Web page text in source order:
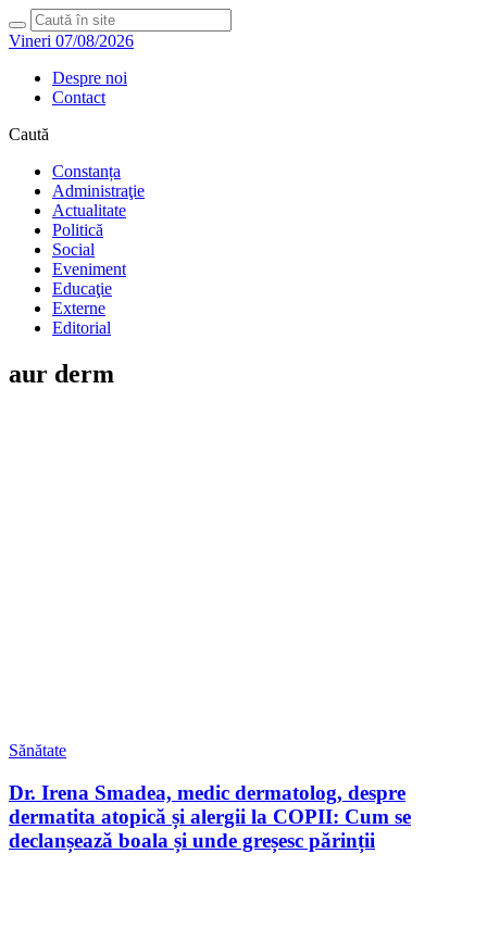
Vineri 07/08/2026
Despre noi
Contact
Caută
Constanța
Administraţie
Actualitate
Politică
Social
Eveniment
Educaţie
Externe
Editorial
aur derm
Sănătate
Dr. Irena Smadea, medic dermatolog, despre
dermatita atopică și alergii la COPII: Cum se
declanșează boala și unde greșesc părinții